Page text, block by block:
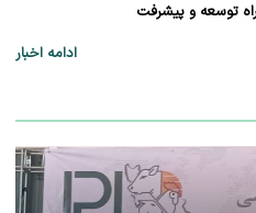
توسعه و پیشرفت
ادامه اخبار